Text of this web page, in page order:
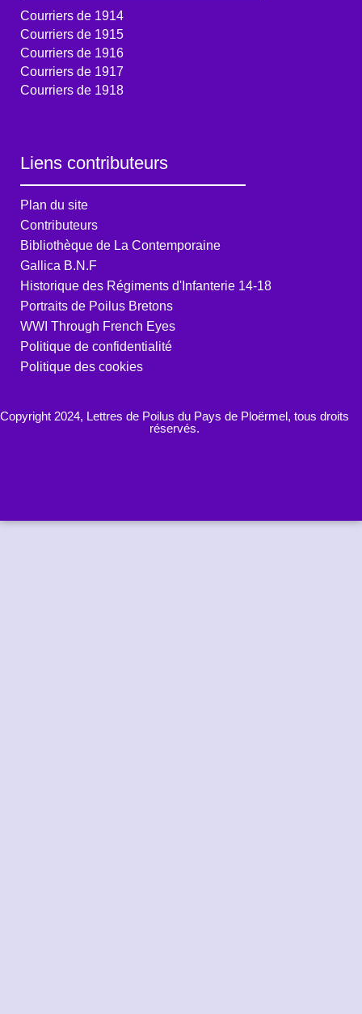
Courriers de 1914
Courriers de 1915
Courriers de 1916
Courriers de 1917
Courriers de 1918
Liens contributeurs
Plan du site
Contributeurs
Bibliothèque de La Contemporaine
Gallica B.N.F
Historique des Régiments d'Infanterie 14-18
Portraits de Poilus Bretons
WWI Through French Eyes
Politique de confidentialité
Politique des cookies
Copyright 2024, Lettres de Poilus du Pays de Ploërmel, tous droits
réservés.